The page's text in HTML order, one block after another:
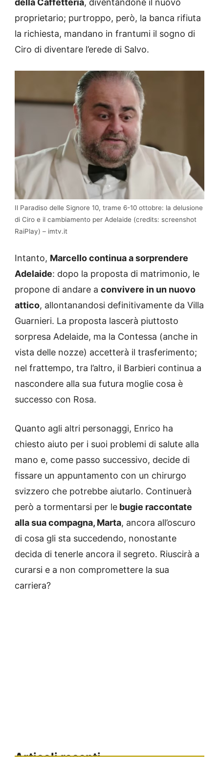
della Caffetteria, diventandone il nuovo
proprietario; purtroppo, però, la banca rifiuta
la richiesta, mandano in frantumi il sogno di
Ciro di diventare l’erede di Salvo.
Il Paradiso delle Signore 10, trame 6-10 ottobre: la delusione
di Ciro e il cambiamento per Adelaide (credits: screenshot
RaiPlay) – imtv.it
Intanto, Marcello continua a sorprendere
Adelaide: dopo la proposta di matrimonio, le
propone di andare a convivere in un nuovo
attico, allontanandosi definitivamente da Villa
Guarnieri. La proposta lascerà piuttosto
sorpresa Adelaide, ma la Contessa (anche in
vista delle nozze) accetterà il trasferimento;
nel frattempo, tra l’altro, il Barbieri continua a
nascondere alla sua futura moglie cosa è
successo con Rosa.
Quanto agli altri personaggi, Enrico ha
chiesto aiuto per i suoi problemi di salute alla
mano e, come passo successivo, decide di
fissare un appuntamento con un chirurgo
svizzero che potrebbe aiutarlo. Continuerà
però a tormentarsi per le bugie raccontate
alla sua compagna, Marta, ancora all’oscuro
di cosa gli sta succedendo, nonostante
decida di tenerle ancora il segreto. Riuscirà a
curarsi e a non compromettere la sua
carriera?